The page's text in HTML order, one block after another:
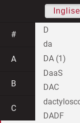
Inglise
#
A
B
C
D
da
DA (1)
DaaS
DAC
DADF